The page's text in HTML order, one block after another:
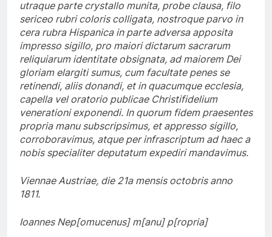
utraque parte crystallo munita, probe clausa, filo
sericeo rubri coloris colligata, nostroque parvo in
cera rubra Hispanica in parte adversa apposita
impresso sigillo, pro maiori dictarum sacrarum
reliquiarum identitate obsignata, ad maiorem Dei
gloriam elargiti sumus, cum facultate penes se
retinendi, aliis donandi, et in quacumque ecclesia,
capella vel oratorio publicae Christifidelium
venerationi exponendi. In quorum fidem praesentes
propria manu subscripsimus, et appresso sigillo,
corroboravimus, atque per infrascriptum ad haec a
nobis specialiter deputatum expediri mandavimus.
Viennae Austriae, die 21a mensis octobris anno
1811.
Ioannes Nep[omucenus] m[anu] p[ropria]